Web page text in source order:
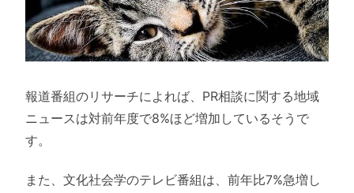
報道番組のリサーチによれば、PR相談に関する地域
ニュースは対前年度で8%ほど増加しているそうで
す。
また、文化社会学のテレビ番組は、前年比7%急増し